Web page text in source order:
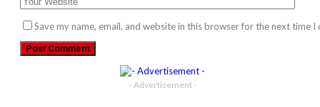
Save my name, email, and website in this browser for the next time I
- Advertisement -